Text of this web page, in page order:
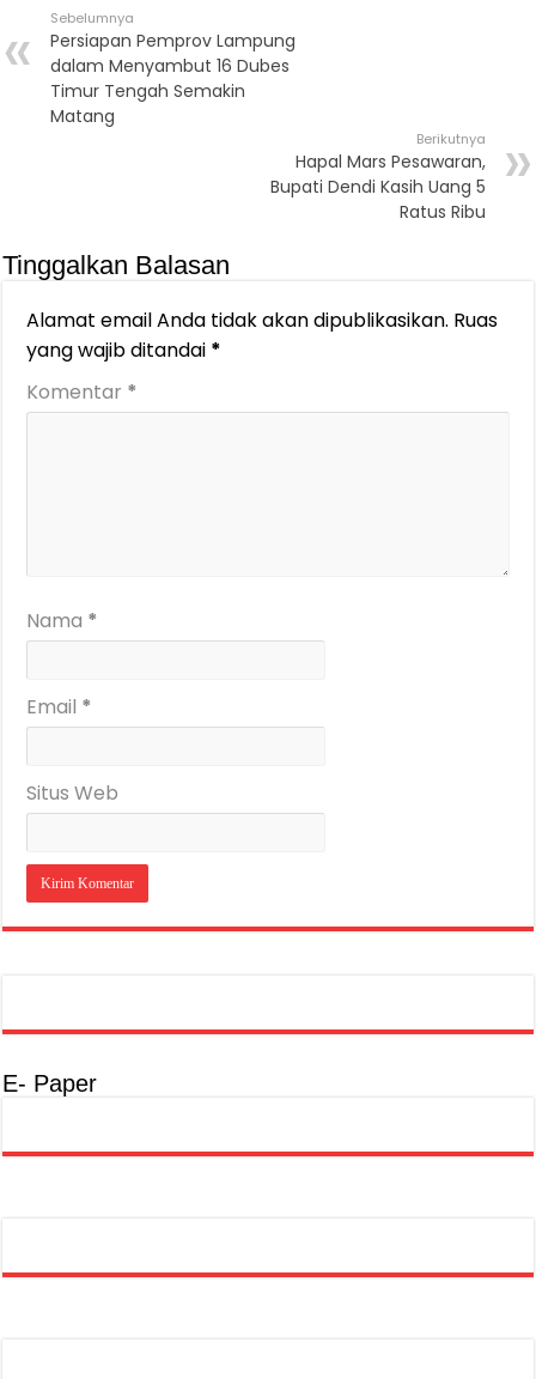
Sebelumnya
Persiapan Pemprov Lampung
dalam Menyambut 16 Dubes
Timur Tengah Semakin
Matang
Berikutnya
Hapal Mars Pesawaran,
Bupati Dendi Kasih Uang 5
Ratus Ribu
Tinggalkan Balasan
Alamat email Anda tidak akan dipublikasikan. Ruas
yang wajib ditandai *
Komentar *
Nama *
Email *
Situs Web
E- Paper